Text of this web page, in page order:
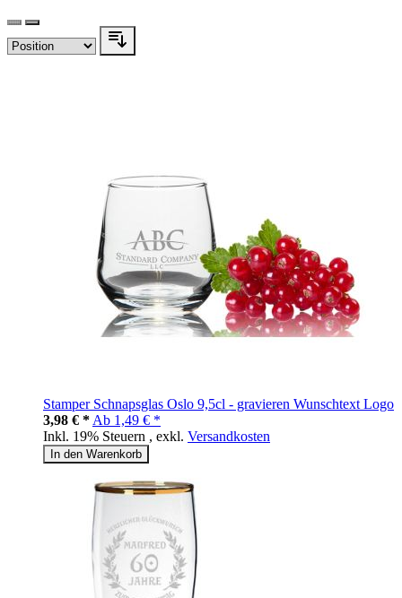
Stamper Schnapsglas Oslo 9,5cl - gravieren Wunschtext Logo
3,98 € * Ab 1,49 € *
Inkl. 19% Steuern , exkl. Versandkosten
In den Warenkorb